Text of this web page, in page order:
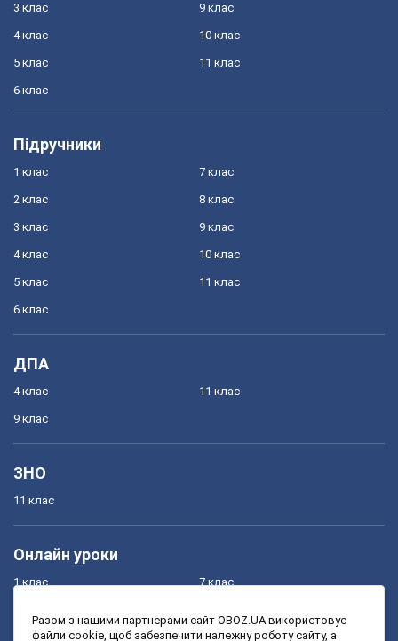
3 клас
4 клас
5 клас
6 клас
9 клас
10 клас
11 клас
Підручники
1 клас
2 клас
3 клас
4 клас
5 клас
6 клас
7 клас
8 клас
9 клас
10 клас
11 клас
ДПА
4 клас
9 клас
11 клас
ЗНО
11 клас
Онлайн уроки
1 клас
3 клас
7 клас
9 клас
Разом з нашими партнерами сайт OBOZ.UA використовує
файли cookie, щоб забезпечити належну роботу сайту, а